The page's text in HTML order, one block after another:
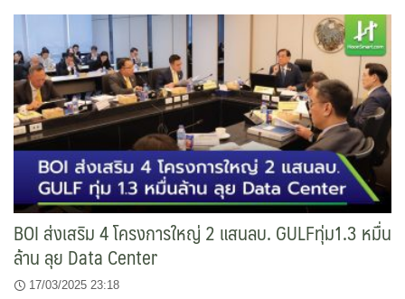
BOI ส่งเสริม 4 โครงการใหญ่ 2 แสนลบ. GULFทุ่ม1.3 หมื่น
ล้าน ลุย Data Center
17/03/2025 23:18